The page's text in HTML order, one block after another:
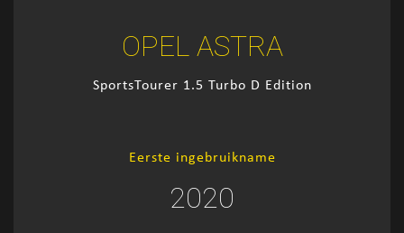
OPEL ASTRA
SportsTourer 1.5 Turbo D Edition
Eerste ingebruikname
2020